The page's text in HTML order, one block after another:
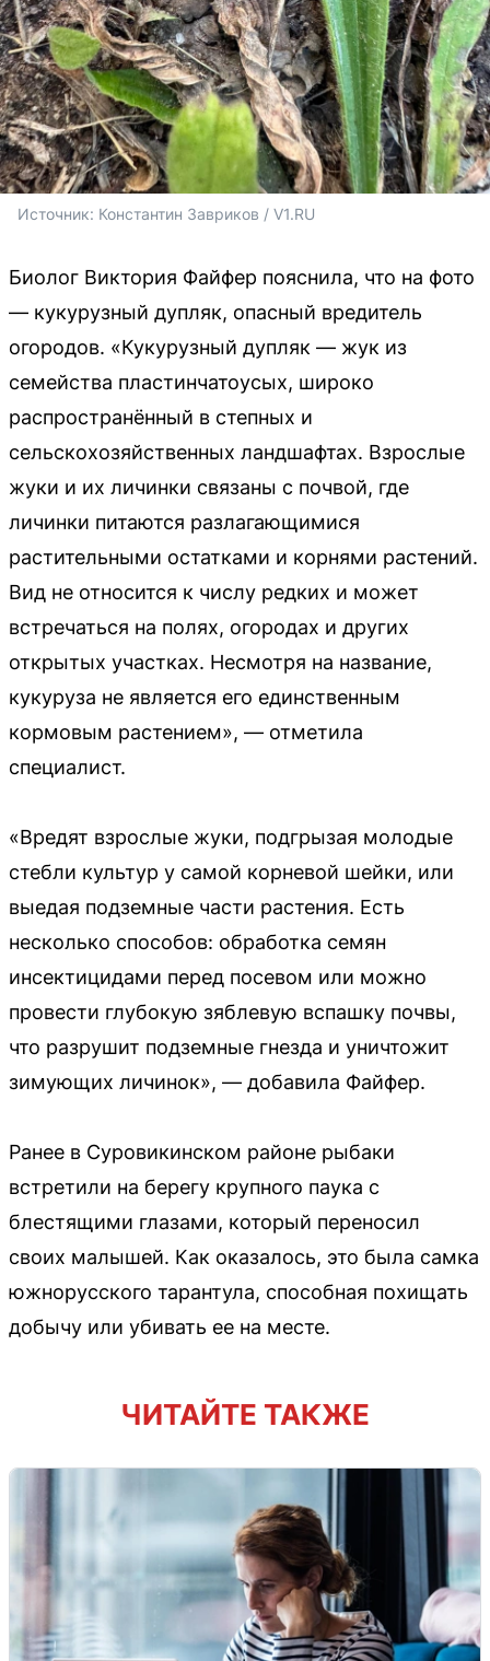
Источник: Константин Завриков / V1.RU
Биолог Виктория Файфер пояснила, что на фото
— кукурузный дупляк, опасный вредитель
огородов. «Кукурузный дупляк — жук из
семейства пластинчатоусых, широко
распространённый в степных и
сельскохозяйственных ландшафтах. Взрослые
жуки и их личинки связаны с почвой, где
личинки питаются разлагающимися
растительными остатками и корнями растений.
Вид не относится к числу редких и может
встречаться на полях, огородах и других
открытых участках. Несмотря на название,
кукуруза не является его единственным
кормовым растением», — отметила
специалист.
«Вредят взрослые жуки, подгрызая молодые
стебли культур у самой корневой шейки, или
выедая подземные части растения. Есть
несколько способов: обработка семян
инсектицидами перед посевом или можно
провести глубокую зяблевую вспашку почвы,
что разрушит подземные гнезда и уничтожит
зимующих личинок», — добавила Файфер.
Ранее в Суровикинском районе рыбаки
встретили на берегу крупного паука с
блестящими глазами, который переносил
своих малышей. Как оказалось, это была самка
южнорусского тарантула, способная похищать
добычу или убивать ее на месте.
ЧИТАЙТЕ ТАКЖЕ